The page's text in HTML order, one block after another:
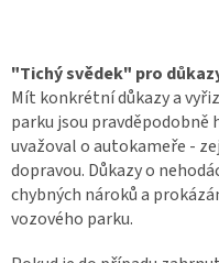
"Tichý svědek" pro
Mít konkrétní důkazy a
parku jsou pravděpodobně
uvažoval o autokameře -
dopravou. Důkazy o
chybných nároků a
vozového parku.